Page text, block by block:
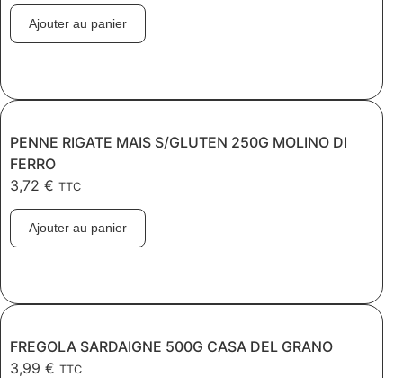
Ajouter au panier
PENNE RIGATE MAIS S/GLUTEN 250G MOLINO DI
FERRO
3,72 € TTC
Ajouter au panier
FREGOLA SARDAIGNE 500G CASA DEL GRANO
3,99 € TTC